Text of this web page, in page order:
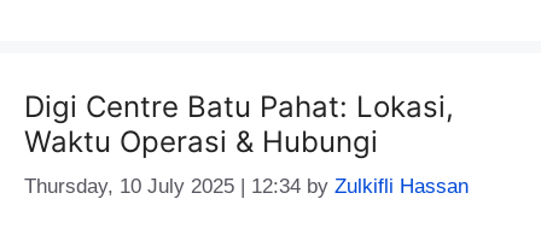
Digi Centre Batu Pahat: Lokasi,
Waktu Operasi & Hubungi
Thursday, 10 July 2025 | 12:34 by Zulkifli Hassan